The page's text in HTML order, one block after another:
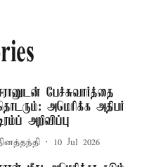
பேச்சுவார்த்தை
அமெரிக்க அதிபர்
அறிவிப்பு
10 Jul 2026